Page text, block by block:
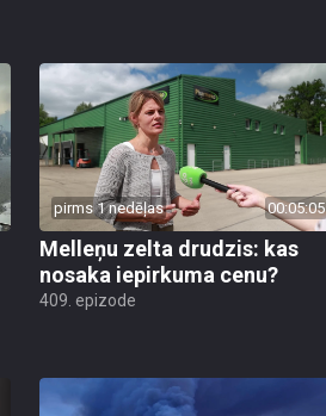
pirms 1 nedēļas 00:05:05
Melleņu zelta drudzis: kas
nosaka iepirkuma cenu?
409. epizode